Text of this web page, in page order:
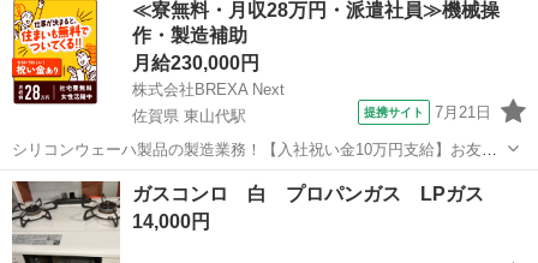
≪寮無料・月収28万円・派遣社員≫機械操
作・製造補助
月給230,000円
株式会社BREXA Next
佐賀県 東山代駅
提携サイト 7月21日
シリコンウェーハ製品の製造業務！【入社祝い金10万円支給】お友達
やカップルとの応募OK◎年間休日129日＆休出なしでプライベート充
実♪業務はクリーンルームで快適作業◎自社正社員登用制度あり★1食
300円～の格安食堂あり！《佐...
佐賀 伊万里市 その他
ガスコンロ 白 プロパンガス LPガス
14,000円